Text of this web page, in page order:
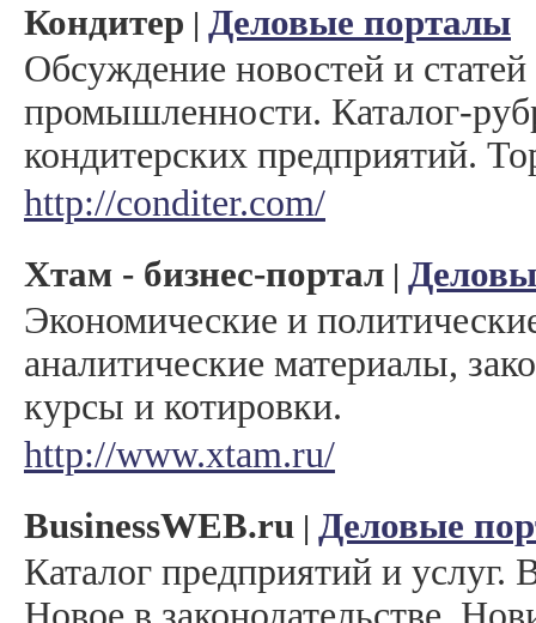
Кондитер | Деловые порталы
Обсуждение новостей и
промышленности. Каталог-
кондитерских предприятий.
http://conditer.com/
Хтам - бизнес-портал |
Экономические и
аналитические материалы,
курсы и котировки.
http://www.xtam.ru/
ВusinessWEB.ru | Деловые
Каталог предприятий и